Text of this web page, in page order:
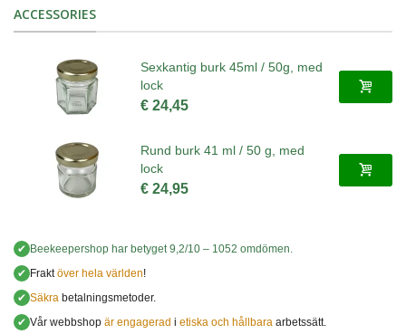
ACCESSORIES
Sexkantig burk 45ml / 50g, med
lock
€ 24,45
Rund burk 41 ml / 50 g, med
lock
€ 24,95
✔ Beekeepershop har betyget 9,2/10 – 1052 omdömen.
✔ Fraktöver hela världen!
✔ Säkra betalningsmetoder.
✔ Vår webbshop är engagerad i etiska och hållbara arbetssätt.